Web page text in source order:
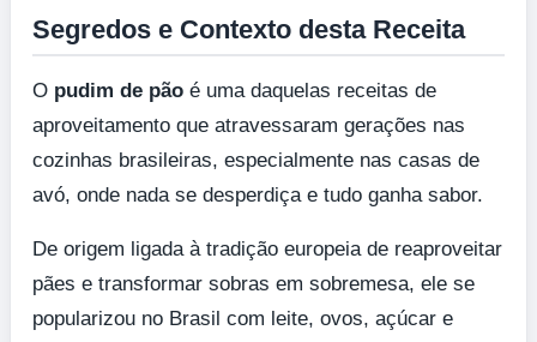
Segredos e Contexto desta Receita
O pudim de pão é uma daquelas receitas de
aproveitamento que atravessaram gerações nas
cozinhas brasileiras, especialmente nas casas de
avó, onde nada se desperdiça e tudo ganha sabor.
De origem ligada à tradição europeia de reaproveitar
pães e transformar sobras em sobremesa, ele se
popularizou no Brasil com leite, ovos, açúcar e